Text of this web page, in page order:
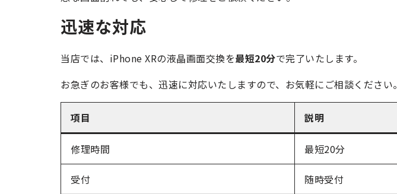
迅速な対応
当店では、iPhone XRの液晶画面交換を最短20分で完了いたします。
お急ぎのお客様でも、迅速に対応いたしますので、お気軽にご相談ください。
項目 説明
修理時間 最短20分
受付 随時受付